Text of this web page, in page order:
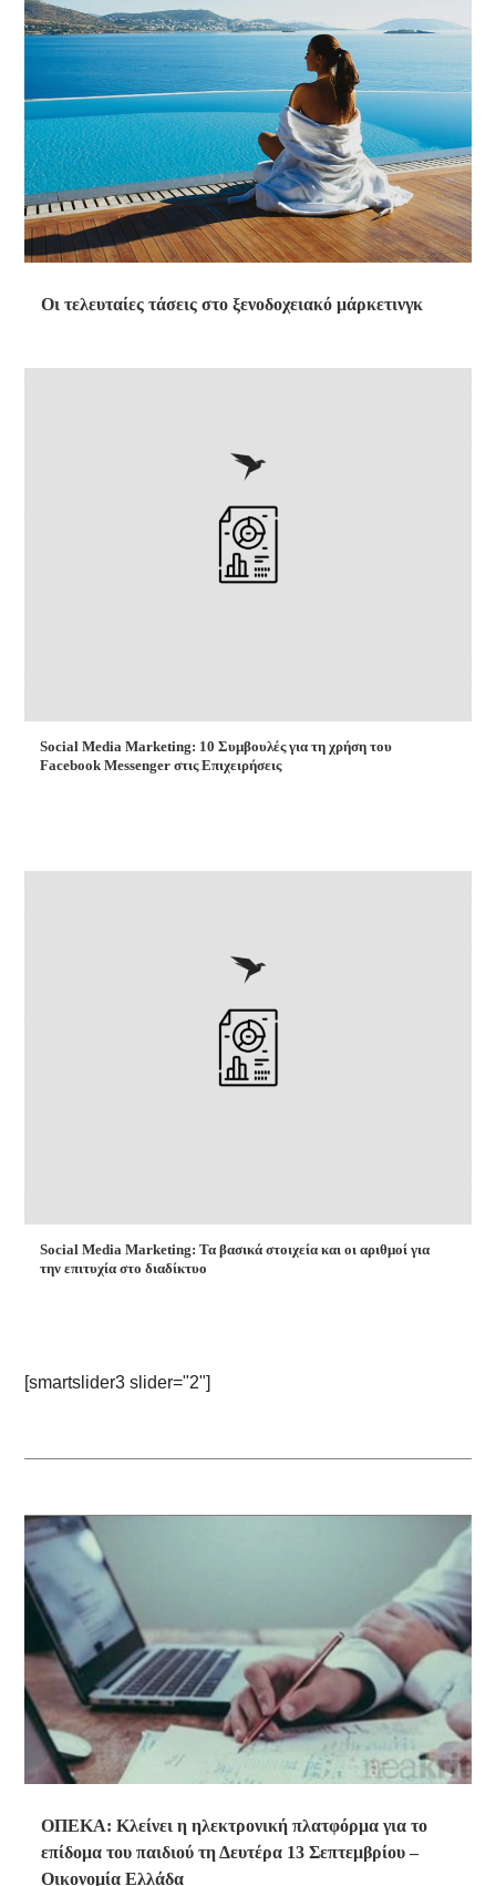
Social Media Marketing: 10 Συμβουλές για τη χρήση του
Facebook Messenger στις Επιχειρήσεις
Social Media Marketing: Τα βασικά στοιχεία και οι αριθμοί για
την επιτυχία στο διαδίκτυο
Οι τελευταίες τάσεις στο ξενοδοχειακό μάρκετινγκ
[smartslider3 slider="2"]
ΟΠΕΚΑ: Κλείνει η ηλεκτρονική πλατφόρμα για το
επίδομα του παιδιού τη Δευτέρα 13 Σεπτεμβρίου –
Οικονομία Ελλάδα